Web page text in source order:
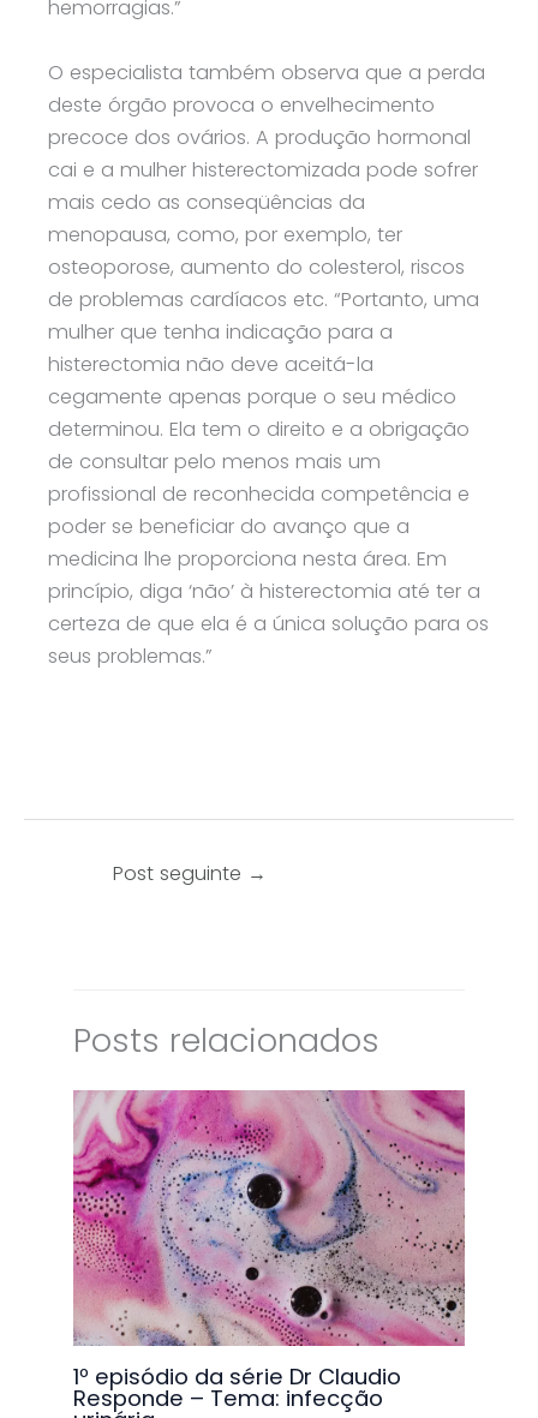
hemorragias.”
O especialista também observa que a perda
deste órgão provoca o envelhecimento
precoce dos ovários. A produção hormonal
cai e a mulher histerectomizada pode sofrer
mais cedo as conseqüências da
menopausa, como, por exemplo, ter
osteoporose, aumento do colesterol, riscos
de problemas cardíacos etc. “Portanto, uma
mulher que tenha indicação para a
histerectomia não deve aceitá-la
cegamente apenas porque o seu médico
determinou. Ela tem o direito e a obrigação
de consultar pelo menos mais um
profissional de reconhecida competência e
poder se beneficiar do avanço que a
medicina lhe proporciona nesta área. Em
princípio, diga ‘não’ à histerectomia até ter a
certeza de que ela é a única solução para os
seus problemas.”
Post seguinte →
Posts relacionados
1º episódio da série Dr Claudio
Responde – Tema: infecção